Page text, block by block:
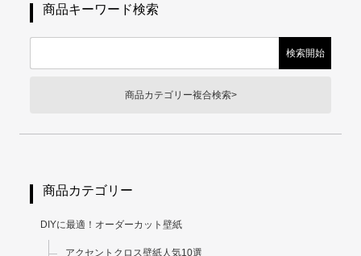
商品キーワード検索
商品カテゴリー複合検索>
商品カテゴリー
DIYに最適！オーダーカット壁紙
アクセントクロス壁紙人気10選